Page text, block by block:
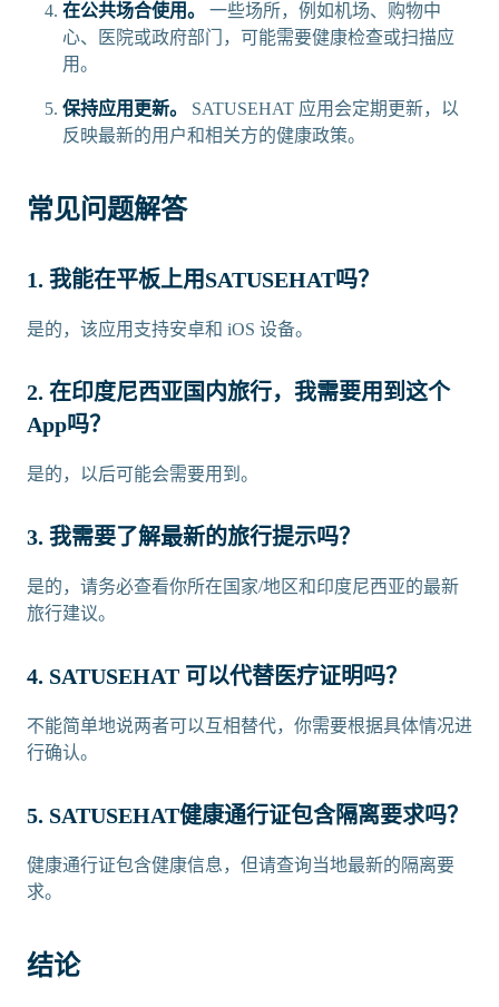
在公共场合使用。
一些场所，例如机场、购物中
心、医院或政府部门，可能需要健康检查或扫描应
用。
保持应用更新。
SATUSEHAT 应用会定期更新，以
反映最新的用户和相关方的健康政策。
常见问题解答
1. 我能在平板上用SATUSEHAT吗？
是的，该应用支持安卓和 iOS 设备。
2. 在印度尼西亚国内旅行，我需要用到这个
App吗？
是的，以后可能会需要用到。
3. 我需要了解最新的旅行提示吗？
是的，请务必查看你所在国家/地区和印度尼西亚的最新
旅行建议。
4. SATUSEHAT 可以代替医疗证明吗？
不能简单地说两者可以互相替代，你需要根据具体情况进
行确认。
5. SATUSEHAT健康通行证包含隔离要求吗？
健康通行证包含健康信息，但请查询当地最新的隔离要
求。
结论